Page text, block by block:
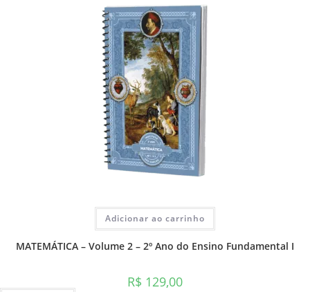
Adicionar ao carrinho
MATEMÁTICA – Volume 2 – 2º Ano do Ensino Fundamental I
R$ 129,00